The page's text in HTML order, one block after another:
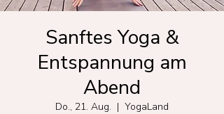
Sanftes Yoga &
Entspannung am
Abend
Do., 21. Aug.
  |
YogaLand